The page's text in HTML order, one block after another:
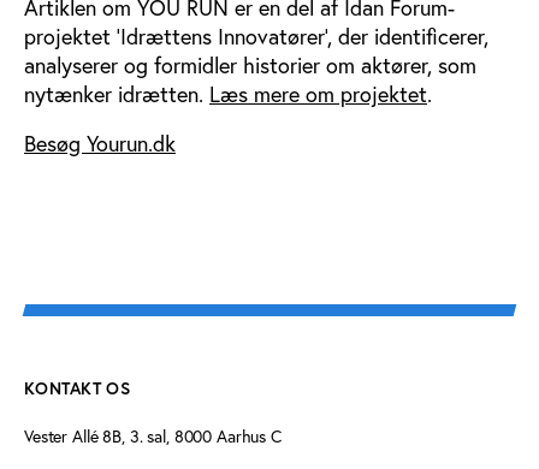
Artiklen om YOU RUN er en del af Idan Forum-
projektet ’Idrættens Innovatører’, der identificerer,
analyserer og formidler historier om aktører, som
nytænker idrætten. Læs mere om projektet.
Besøg Yourun.dk
KONTAKT OS
Vester Allé 8B, 3. sal, 8000 Aarhus C